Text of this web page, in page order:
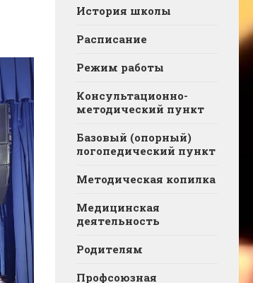
История школы
Расписание
Режим работы
Консультационно-
методический пункт
Базовый (опорный)
логопедический пункт
Методическая копилка
Медицинская
деятельность
Родителям
Профсоюзная